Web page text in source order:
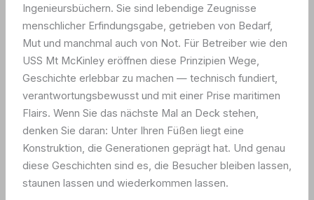
Ingenieursbüchern. Sie sind lebendige Zeugnisse
menschlicher Erfindungsgabe, getrieben von Bedarf,
Mut und manchmal auch von Not. Für Betreiber wie den
USS Mt McKinley eröffnen diese Prinzipien Wege,
Geschichte erlebbar zu machen — technisch fundiert,
verantwortungsbewusst und mit einer Prise maritimen
Flairs. Wenn Sie das nächste Mal an Deck stehen,
denken Sie daran: Unter Ihren Füßen liegt eine
Konstruktion, die Generationen geprägt hat. Und genau
diese Geschichten sind es, die Besucher bleiben lassen,
staunen lassen und wiederkommen lassen.